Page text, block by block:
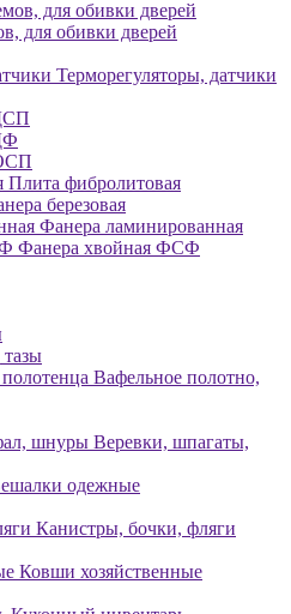
для обивки дверей
Терморегуляторы, датчики
Плита фибролитовая
березовая
Фанера ламинированная
Фанера хвойная ФСФ
Вафельное полотно,
Веревки, шпагаты,
одежные
Канистры, бочки, фляги
Ковши хозяйственные